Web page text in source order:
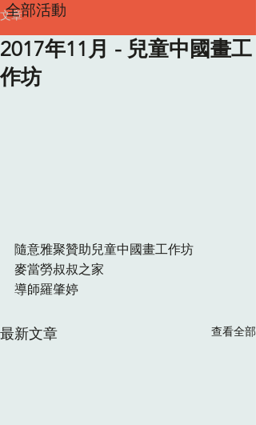
文章
2017年11月 - 兒童中國畫工
作坊
隨意雅聚贊助兒童中國畫工作坊
麥當勞叔叔之家
導師羅肇婷
最新文章 查看全部
全部活動